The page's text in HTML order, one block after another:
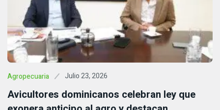
Agropecuaria Julio 23, 2026
Avicultores dominicanos celebran ley que